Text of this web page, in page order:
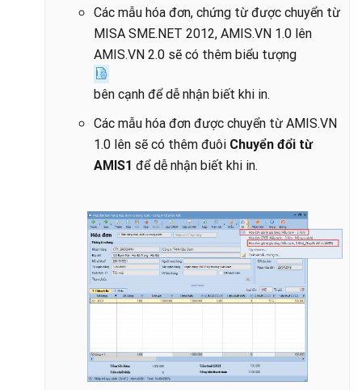
Các mẫu hóa đơn, chứng từ được chuyển từ
MISA SME.NET 2012, AMIS.VN 1.0 lên
AMIS.VN 2.0 sẽ có thêm biểu tượng
bên cạnh để dễ nhận biết khi in.
Các mẫu hóa đơn được chuyển từ AMIS.VN
1.0 lên sẽ có thêm đuôi Chuyển đổi từ
AMIS1 để dễ nhận biết khi in.